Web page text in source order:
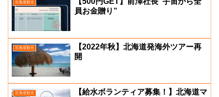
北海道観光
員お金贈り”
北海道観光
【2022年秋】北海道発海外ツアー再
開
北海道観光
【給水ボランティア募集！】北海道マ